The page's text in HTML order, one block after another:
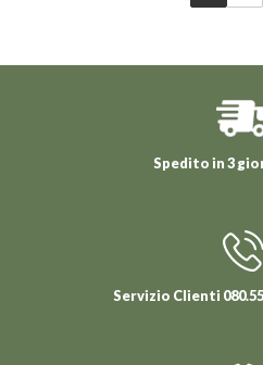
Spedito in 3
Servizio Clienti